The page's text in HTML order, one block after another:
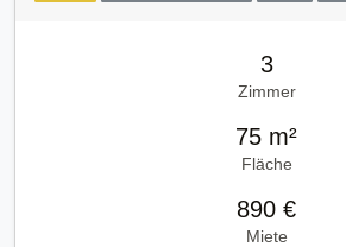
3
Zimmer
75 m²
Fläche
890 €
Miete